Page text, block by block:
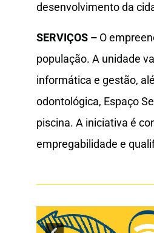
desenvolvimento da
SERVIÇOS – O
população. A unidade
informática e gestão,
odontológica, Espaço
piscina. A iniciativa é
empregabilidade e